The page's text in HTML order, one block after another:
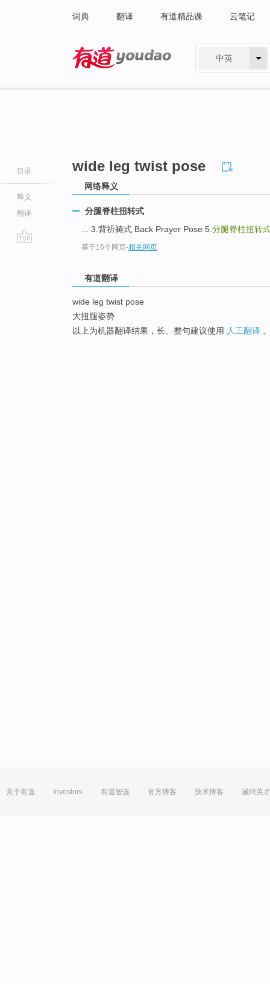
词典 翻译 有道精品课 云笔记
中英
目录
释义
翻译
wide leg twist pose
网络释义
分腿脊柱扭转式
... 3.背祈祷式 Back Prayer Pose 5. 分腿脊柱扭转
基于16个网页-相关网页
有道翻译
wide leg twist pose
大扭腿姿势
以上为机器翻译结果，长、整句建议使用 人工翻译
关于有道 Investors 有道智选 官方博客 技术博客 诚聘英才